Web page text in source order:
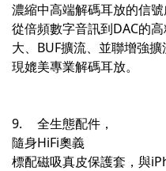
濃縮中高端解碼耳放的信
從倍頻數字音訊到DAC的
大、BUF擴流、並聯增強
現媲美專業解碼耳放。
9.
全生態配件，
隨身HiFi奧義
標配磁吸真皮保護套，與